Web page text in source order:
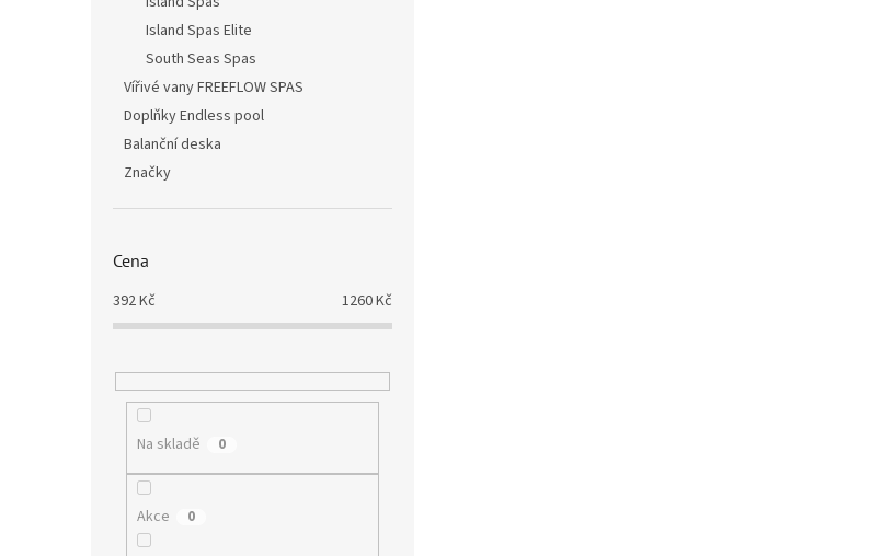
Island Spas Elite
South Seas Spas
Vířivé vany FREEFLOW SPAS
Doplňky Endless pool
Balanční deska
Značky
Cena
392Kč 1260Kč
Na skladě 0
Akce 0